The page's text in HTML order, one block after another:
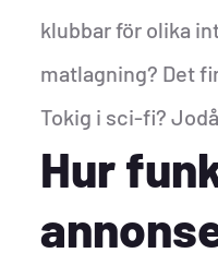
klubbar för olika
matlagning? Det
Tokig i sci-fi?
Hur